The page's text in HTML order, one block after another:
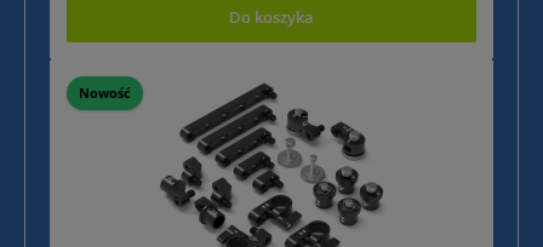
Do koszyka
Nowość